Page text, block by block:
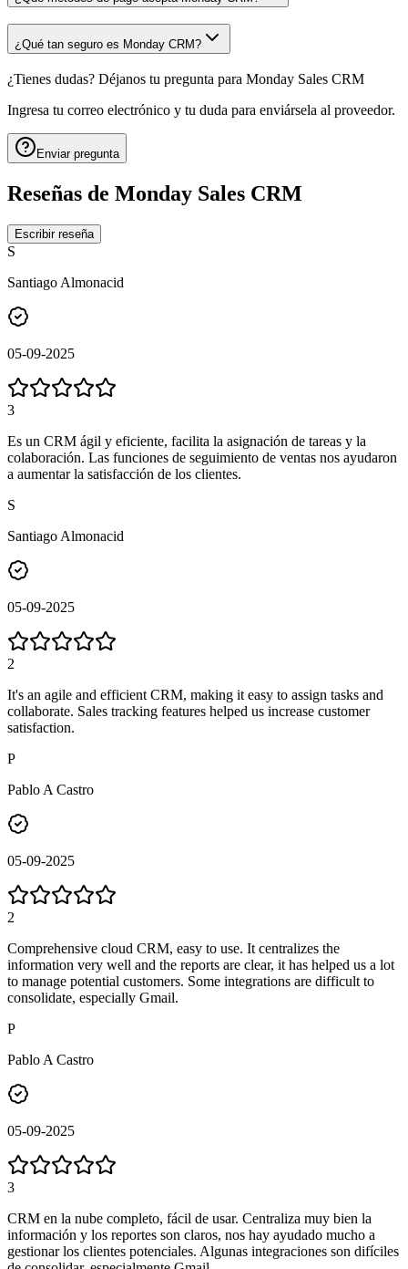
¿Qué tan seguro es Monday CRM?
¿Tienes dudas? Déjanos tu pregunta para Monday Sales CRM
Ingresa tu correo electrónico y tu duda para enviársela al proveedor.
Enviar pregunta
Reseñas de Monday Sales CRM
Escribir reseña
S
Santiago Almonacid
05-09-2025
3
Es un CRM ágil y eficiente, facilita la asignación de tareas y la
colaboración. Las funciones de seguimiento de ventas nos ayudaron
a aumentar la satisfacción de los clientes.
S
Santiago Almonacid
05-09-2025
2
It's an agile and efficient CRM, making it easy to assign tasks and
collaborate. Sales tracking features helped us increase customer
satisfaction.
P
Pablo A Castro
05-09-2025
2
Comprehensive cloud CRM, easy to use. It centralizes the
information very well and the reports are clear, it has helped us a lot
to manage potential customers. Some integrations are difficult to
consolidate, especially Gmail.
P
Pablo A Castro
05-09-2025
3
CRM en la nube completo, fácil de usar. Centraliza muy bien la
información y los reportes son claros, nos hay ayudado mucho a
gestionar los clientes potenciales. Algunas integraciones son difíciles